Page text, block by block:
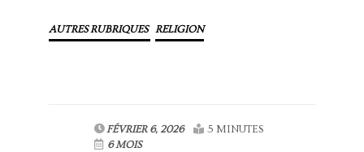
AUTRES RUBRIQUES RELIGION
FÉVRIER 6, 2026
5 MINUTES
6 MOIS